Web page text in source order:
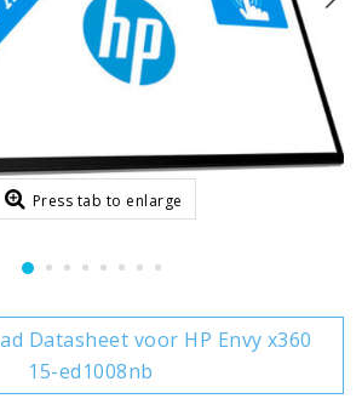
Press tab to enlarge
Datasheet voor HP Envy x360
15-ed1008nb